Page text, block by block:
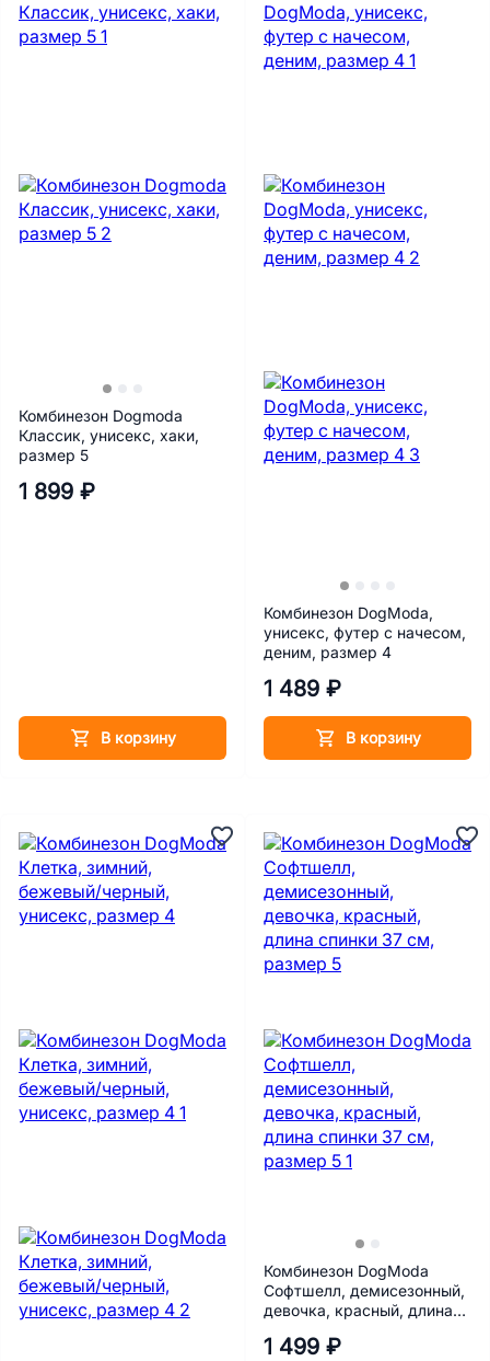
Комбинезон Dogmoda
Классик, унисекс, хаки,
размер 5
1 899 ₽
В корзину
Комбинезон DogModa,
унисекс, футер с начесом,
деним, размер 4
1 489 ₽
В корзину
Комбинезон DogModa
Софтшелл, демисезонный,
девочка, красный, длина
1 499 ₽